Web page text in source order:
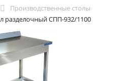
Производственные столы
разделочный СПП-932/1100